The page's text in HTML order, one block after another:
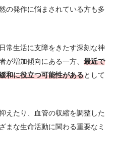
の発作に悩まされている方も多
常生活に支障をきたす深刻な神
が増加傾向にある一方、 最近で
和に役立つ可能性があるとして
えたり、血管の収縮を調整した
まな生命活動に関わる重要なミ